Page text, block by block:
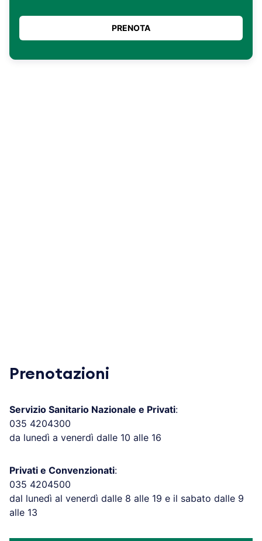
Prenotazioni
Servizio Sanitario Nazionale e Privati:
035 4204300
da lunedì a venerdì dalle 10 alle 16
Privati e Convenzionati:
035 4204500
dal lunedì al venerdì dalle 8 alle 19 e il sabato dalle 9
alle 13